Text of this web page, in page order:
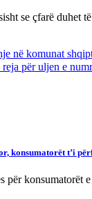
se çfarë
në komunat
për uljen e
konsumatorët t’i
konsumatorët